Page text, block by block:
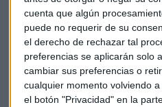
cuenta que algún
puede no requerir de su
el derecho de rechazar tal
preferencias se aplicarán solo
cambiar sus preferencias o
cualquier momento volviendo
el botón "Privacidad" en la